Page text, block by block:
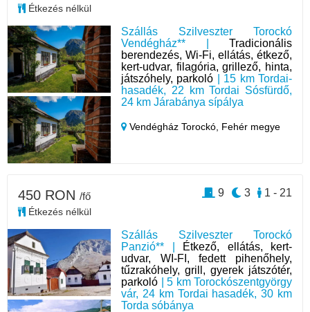
Szállás Szilveszter Torockó
Vendégház** | Tradicionális
berendezés, Wi-Fi, ellátás, étkező,
kert-udvar, filagória, grillező, hinta,
játszóhely, parkoló | 15 km Tordai-
hasadék, 22 km Tordai Sósfürdő,
24 km Járabánya sípálya
Vendégház Torockó, Fehér megye
Étkezés nélkül
Szállás Szilveszter Torockó
Panzió** |
Étkező, ellátás, kert-
udvar, WI-FI, fedett pihenőhely,
tűzrakóhely, grill, gyerek játszótér,
parkoló | 5 km Torockószentgyörgy
vár, 24 km Tordai hasadék, 30 km
Torda sóbánya
450 RON /fő
Étkezés nélkül
1 - 21
3
9